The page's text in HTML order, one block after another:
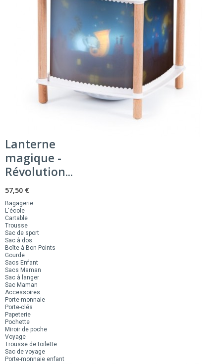
Lanterne
magique -
Révolution...
57,50 €
Bagagerie
L'école
Cartable
Trousse
Sac de sport
Sac à dos
Boîte à Bon Points
Gourde
Sacs Enfant
Sacs Maman
Sac à langer
Sac Maman
Accessoires
Porte-monnaie
Porte-clés
Papeterie
Pochette
Miroir de poche
Voyage
Trousse de toilette
Sac de voyage
Porte-monnaie enfant